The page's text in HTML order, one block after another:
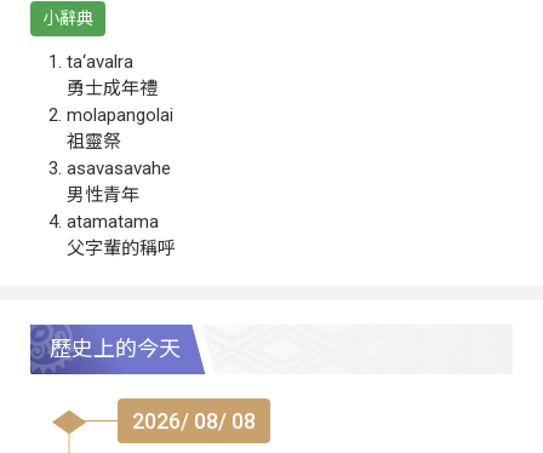
小辭典
ta‘avalra
勇士成年禮
molapangolai
祖靈祭
asavasavahe
男性青年
atamatama
父字輩的稱呼
歷史上的今天
2026/ 08/ 08